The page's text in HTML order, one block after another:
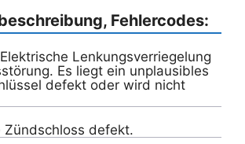
Fehlercodes:
Lenkungsverriegelung
Es liegt ein unplausibles
defekt oder wird nicht
Zündschloss defekt.